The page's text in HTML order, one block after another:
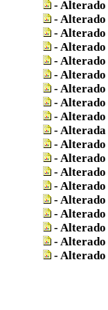
- Alterado
- Alterado
- Alterado
- Alterado
- Alterado
- Alterado
- Alterado
- Alterado
- Alterado
- Alterada
- Alterado
- Alterado
- Alterado
- Alterado
- Alterado
- Alterado
- Alterado
- Alterado
- Alterado